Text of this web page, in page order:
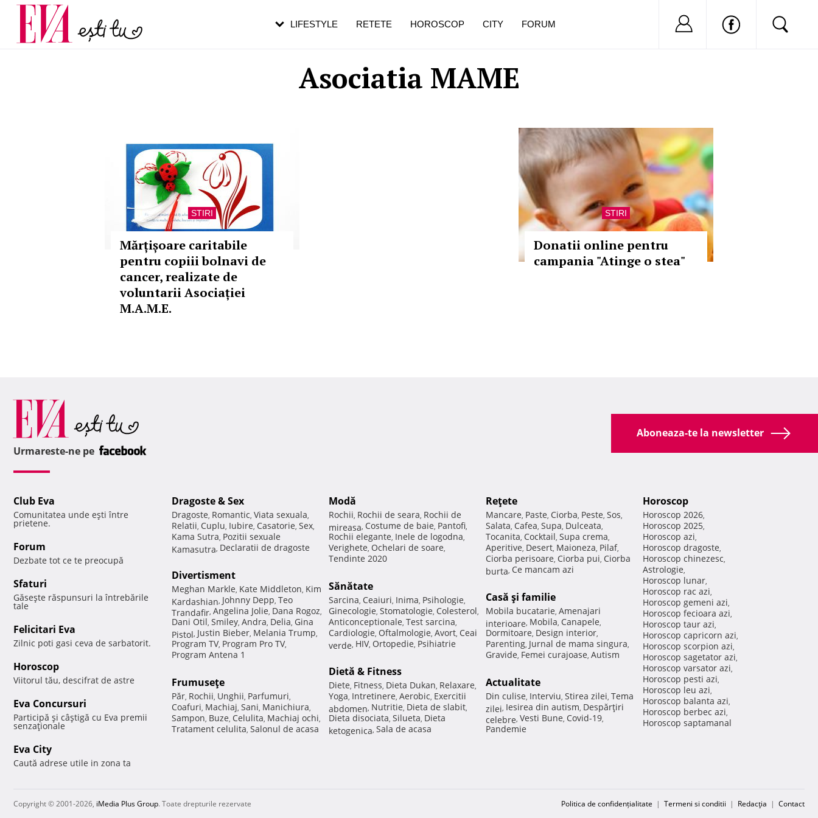
Asociatia MAME
STIRI
Mărțișoare caritabile
pentru copiii bolnavi de
cancer, realizate de
voluntarii Asociației
M.A.M.E.
STIRI
Donatii online pentru
campania "Atinge o stea"
LIFESTYLE RETETE HOROSCOP CITY FORUM Nu ai cont?
Carieră
Actualitate
pe măsură ce înaintezi în vârstă
Aboneaza-te la newsletter
Urmareste-ne pe
Club Eva
Comunitatea unde eşti între
prietene.
Forum
Dezbate tot ce te preocupă
Sfaturi
Găseşte răspunsuri la întrebările
tale
Felicitari Eva
Zilnic poti gasi ceva de sarbatorit.
Horoscop
Viitorul tău, descifrat de astre
Eva Concursuri
Participă şi câştigă cu Eva premii
senzaţionale
Eva City
Caută adrese utile in zona ta
Dragoste & Sex
Dragoste, Romantic, Viata sexuala,
Relatii, Cuplu, Iubire, Casatorie, Sex,
Kama Sutra, Pozitii sexuale
Kamasutra, Declaratii de dragoste
Divertisment
Meghan Markle, Kate Middleton, Kim
Kardashian, Johnny Depp, Teo
Trandafir, Angelina Jolie, Dana Rogoz,
Dani Otil, Smiley, Andra, Delia, Gina
Pistol, Justin Bieber, Melania Trump,
Program TV, Program Pro TV,
Program Antena 1
Frumuseţe
Păr, Rochii, Unghii, Parfumuri,
Coafuri, Machiaj, Sani, Manichiura,
Sampon, Buze, Celulita, Machiaj ochi,
Tratament celulita, Salonul de acasa
Modă
Rochii, Rochii de seara, Rochii de
mireasa, Costume de baie, Pantofi,
Rochii elegante, Inele de logodna,
Verighete, Ochelari de soare,
Tendinte 2020
Sănătate
Sarcina, Ceaiuri, Inima, Psihologie,
Ginecologie, Stomatologie, Colesterol,
Anticonceptionale, Test sarcina,
Cardiologie, Oftalmologie, Avort, Ceai
verde, HIV, Ortopedie, Psihiatrie
Dietă & Fitness
Diete, Fitness, Dieta Dukan, Relaxare,
Yoga, Intretinere, Aerobic, Exercitii
abdomen, Nutritie, Dieta de slabit,
Dieta disociata, Silueta, Dieta
ketogenica, Sala de acasa
Reţete
Mancare, Paste, Ciorba, Peste, Sos,
Salata, Cafea, Supa, Dulceata,
Tocanita, Cocktail, Supa crema,
Aperitive, Desert, Maioneza, Pilaf,
Ciorba perisoare, Ciorba pui, Ciorba
burta, Ce mancam azi
Casă şi familie
Mobila bucatarie, Amenajari
interioare, Mobila, Canapele,
Dormitoare, Design interior,
Parenting, Jurnal de mama singura,
Gravide, Femei curajoase, Autism
Actualitate
Din culise, Interviu, Stirea zilei, Tema
zilei, Iesirea din autism, Despărţiri
celebre, Vesti Bune, Covid-19,
Pandemie
Horoscop
Horoscop 2026,
Horoscop 2025,
Horoscop azi,
Horoscop dragoste,
Horoscop chinezesc,
Astrologie,
Horoscop lunar,
Horoscop rac azi,
Horoscop gemeni azi,
Horoscop fecioara azi,
Horoscop taur azi,
Horoscop capricorn azi,
Horoscop scorpion azi,
Horoscop sagetator azi,
Horoscop varsator azi,
Horoscop pesti azi,
Horoscop leu azi,
Horoscop balanta azi,
Horoscop berbec azi,
Horoscop saptamanal
Copyright © 2001-2026, iMedia Plus Group. Toate drepturile rezervate Politica de confidențialitate | Termeni si conditii | Redacţia | Contact